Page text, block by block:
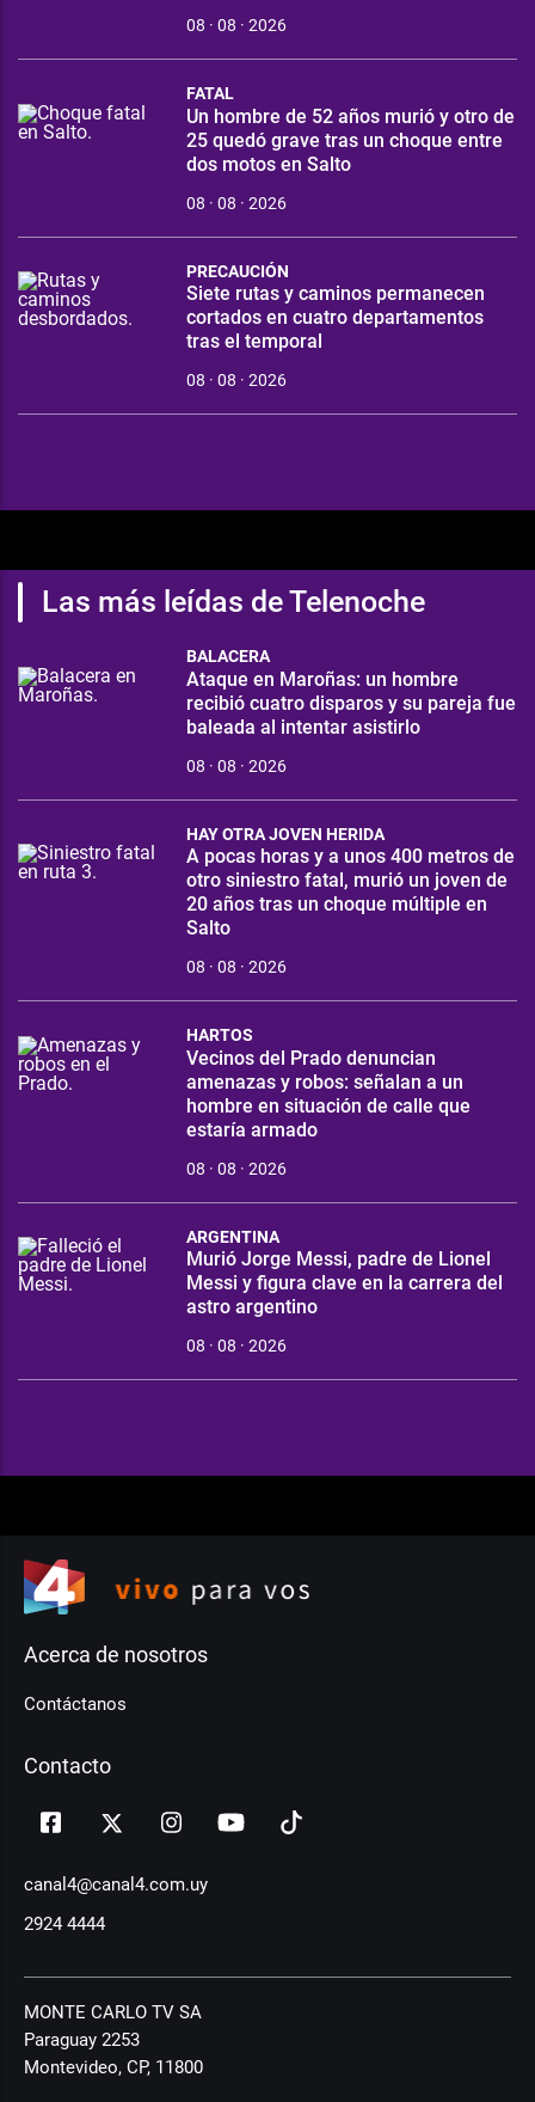
08 · 08 · 2026
FATAL
Un hombre de 52 años murió y otro de
25 quedó grave tras un choque entre
dos motos en Salto
08 · 08 · 2026
PRECAUCIÓN
Siete rutas y caminos permanecen
cortados en cuatro departamentos
tras el temporal
08 · 08 · 2026
Las más leídas de Telenoche
BALACERA
Ataque en Maroñas: un hombre
recibió cuatro disparos y su pareja fue
baleada al intentar asistirlo
08 · 08 · 2026
HAY OTRA JOVEN HERIDA
A pocas horas y a unos 400 metros de
otro siniestro fatal, murió un joven de
20 años tras un choque múltiple en
Salto
08 · 08 · 2026
HARTOS
Vecinos del Prado denuncian
amenazas y robos: señalan a un
hombre en situación de calle que
estaría armado
08 · 08 · 2026
ARGENTINA
Murió Jorge Messi, padre de Lionel
Messi y figura clave en la carrera del
astro argentino
08 · 08 · 2026
Acerca de nosotros
Contáctanos
Contacto
canal4@canal4.com.uy
2924 4444
MONTE CARLO TV SA
Paraguay 2253
Montevideo, CP, 11800